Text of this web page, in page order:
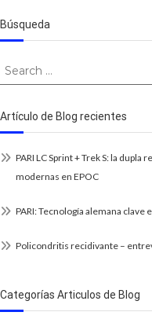
Búsqueda
Search
Artículo de Blog recientes
PARI LC Sprint + Trek S: la
modernas en EPOC
PARI: Tecnología alemana clave
Policondritis recidivante –
Categorías Articulos de Blog